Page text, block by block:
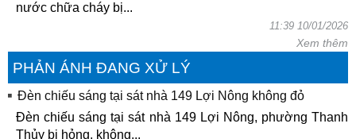
nước chữa cháy bị...
11:39 10/01/2026
Xem thêm
PHẢN ÁNH ĐANG XỬ LÝ
Đèn chiếu sáng tại sát nhà 149 Lợi Nông không đỏ
Đèn chiếu sáng tại sát nhà 149 Lợi Nông, phường Thanh
Thủy bị hỏng, không...